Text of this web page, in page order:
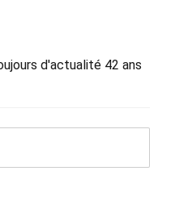
d'actualité 42 ans